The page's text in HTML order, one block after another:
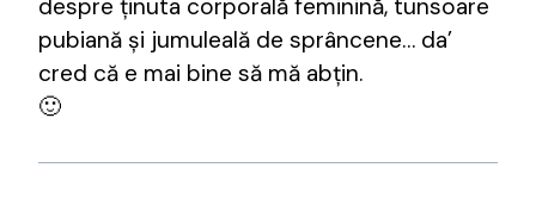
despre ținuta corporală feminină, tunsoare
pubiană și jumuleală de sprâncene… da’
cred că e mai bine să mă abțin.
🙂